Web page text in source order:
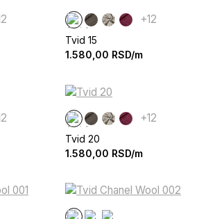
+12
Tvid 15
1.580,00 RSD/m
+12
Tvid 20
1.580,00 RSD/m